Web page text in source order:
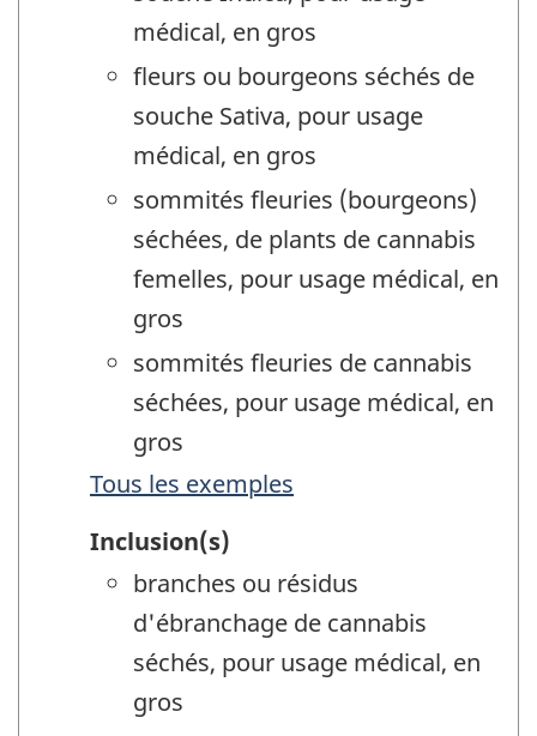
médical, en gros
fleurs ou bourgeons séchés de
souche Sativa, pour usage
médical, en gros
sommités fleuries (bourgeons)
séchées, de plants de cannabis
femelles, pour usage médical, en
gros
sommités fleuries de cannabis
séchées, pour usage médical, en
gros
Tous les exemples
Inclusion(s)
branches ou résidus
d'ébranchage de cannabis
séchés, pour usage médical, en
gros